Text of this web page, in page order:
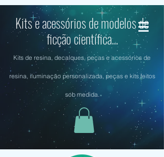
Kits e acessórios de modelos de
ficção científica...
Kits de resina, decalques, peças e acessórios de
resina, iluminação personalizada, peças e kits feitos
sob medida.